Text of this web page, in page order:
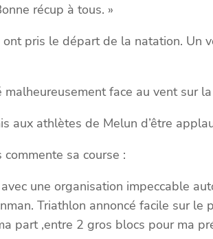
récup à tous. »
pris le départ de la natation.
face au vent sur
aux athlètes de Melun d’être
sa course :
une organisation impeccable
Triathlon annoncé facile sur
part ,entre 2 gros blocs pour ma